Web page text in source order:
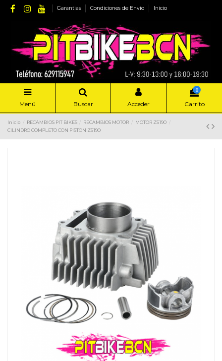
Garantias Condiciones de Envio Inicio
Menú Buscar Acceder
0
Carrito
Inicio RECAMBIOS PIT BIKES RECAMBIOS MOTOR
MOTOR ZS190
CILINDRO COMPLETO CON PISTON ZS190